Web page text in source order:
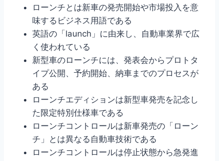
ローンチとは新車の発売開始や市場投入を意
味するビジネス用語である
英語の「launch」に由来し、自動車業界で広
く使われている
新型車のローンチには、発表会からプロトタ
イプ公開、予約開始、納車までのプロセスが
ある
ローンチエディションは新型車発売を記念し
た限定特別仕様車である
ローンチコントロールは新車発売の「ローン
チ」とは異なる自動車技術である
ローンチコントロールは停止状態から急発進